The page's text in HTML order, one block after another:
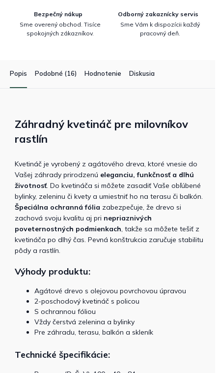
Bezpečný nákup
Sme overený obchod. Tisíce
spokojných zákazníkov.
Odborný zakaznícky servis
Sme Vám k dispozícii každý
pracovný deň.
Popis Podobné (16) Hodnotenie Diskusia
Záhradný kvetináč pre milovníkov
rastlín
Kvetináč je vyrobený z agátového dreva, ktoré vnesie do
Vašej záhrady prirodzenú eleganciu, funkčnosť a dlhú
životnosť . Do kvetináča si môžete zasadiť Vaše obľúbené
bylinky, zeleninu či kvety a umiestniť ho na terasu či balkón.
Špeciálna ochranná fólia zabezpečuje, že drevo si
zachová svoju kvalitu aj pri nepriaznivých
poveternostných podmienkach , takže sa môžete tešiť z
kvetináča po dlhý čas. Pevná konštrukcia zaručuje stabilitu
pôdy a rastlín.
Výhody produktu:
Agátové drevo s olejovou povrchovou úpravou
2-poschodový kvetináč s policou
S ochrannou fóliou
Vždy čerstvá zelenina a bylinky
Pre záhradu, terasu, balkón a skleník
Technické špecifikácie: